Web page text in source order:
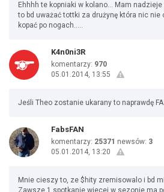
Ehhhh te kopniaki w kolano... Mam
to bd uważać tottki za drużynę która nic nie
kopać po nogach.....
K4n0ni3R
komentarzy: 970
05.01.2014, 13:55
Jeśli Theo zostanie ukarany to naprawdę
FabsFAN
komentarzy: 25371 newsów: 3
05.01.2014, 13:20
Mnie cieszy to, ze $hity zremisowalo i bd
Zawsze 1 spotkanie wiecej w sezonie ma